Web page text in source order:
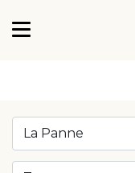
La Panne